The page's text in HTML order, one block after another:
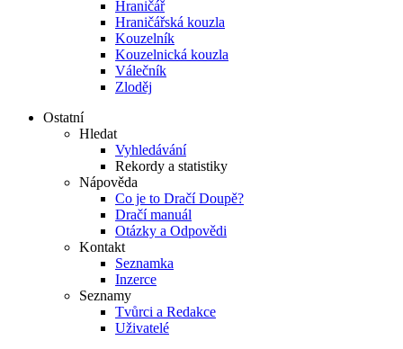
Hraničář
Hraničářská kouzla
Kouzelník
Kouzelnická kouzla
Válečník
Zloděj
Ostatní
Hledat
Vyhledávání
Rekordy a statistiky
Nápověda
Co je to Dračí Doupě?
Dračí manuál
Otázky a Odpovědi
Kontakt
Seznamka
Inzerce
Seznamy
Tvůrci a Redakce
Uživatelé